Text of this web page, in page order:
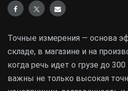
Точные измерения — основа
складе, в магазине и на
когда речь идет о грузе до
важны не только высокая